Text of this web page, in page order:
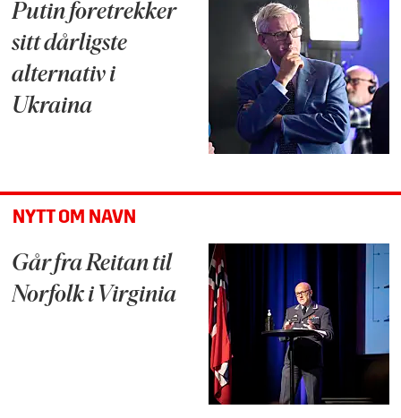
Putin foretrekker
sitt dårligste
alternativ i
Ukraina
NYTT OM NAVN
Går fra Reitan til
Norfolk i Virginia